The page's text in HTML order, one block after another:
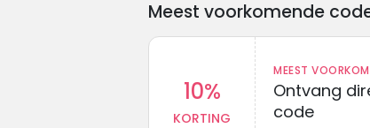
Meest voorkomende
10%
KORTING
MEEST
Ontvang
code